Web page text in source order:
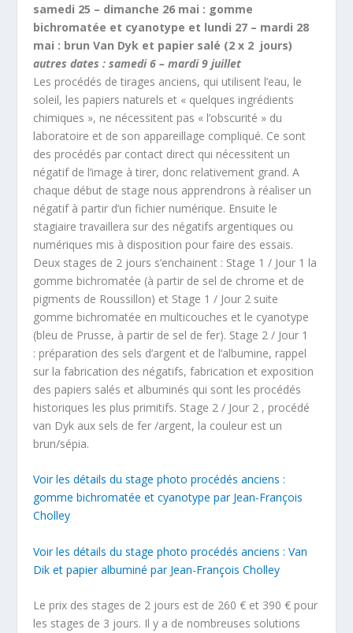
samedi 25 – dimanche 26 mai : gomme
bichromatée et cyanotype et lundi 27 – mardi 28
mai : brun Van Dyk et papier salé (2 x 2 jours)
autres dates : samedi 6 – mardi 9 juillet
Les procédés de tirages anciens, qui utilisent l’eau, le
soleil, les papiers naturels et « quelques ingrédients
chimiques », ne nécessitent pas « l’obscurité » du
laboratoire et de son appareillage compliqué. Ce sont
des procédés par contact direct qui nécessitent un
négatif de l’image à tirer, donc relativement grand. A
chaque début de stage nous apprendrons à réaliser un
négatif à partir d’un fichier numérique. Ensuite le
stagiaire travaillera sur des négatifs argentiques ou
numériques mis à disposition pour faire des essais.
Deux stages de 2 jours s’enchainent : Stage 1 / Jour 1 la
gomme bichromatée (à partir de sel de chrome et de
pigments de Roussillon) et Stage 1 / Jour 2 suite
gomme bichromatée en multicouches et le cyanotype
(bleu de Prusse, à partir de sel de fer). Stage 2 / Jour 1
: préparation des sels d’argent et de l’albumine, rappel
sur la fabrication des négatifs, fabrication et exposition
des papiers salés et albuminés qui sont les procédés
historiques les plus primitifs. Stage 2 / Jour 2 , procédé
van Dyk aux sels de fer /argent, la couleur est un
brun/sépia.
Voir les détails du stage photo procédés anciens :
gomme bichromatée et cyanotype par Jean-François
Cholley
Voir les détails du stage photo procédés anciens : Van
Dik et papier albuminé par Jean-François Cholley
Le prix des stages de 2 jours est de 260 € et 390 € pour
les stages de 3 jours. Il y a de nombreuses solutions